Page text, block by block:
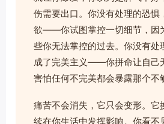
伤需要出口。你没有处理的恐惧
欲——你试图掌控一切细节，因
些你无法掌控的过去。你没有处
成了完美主义——你拼命让自己
害怕任何不完美都会暴露那个不
痛苦不会消失，它只会变形。它
续在你生活中发挥影响。你看不